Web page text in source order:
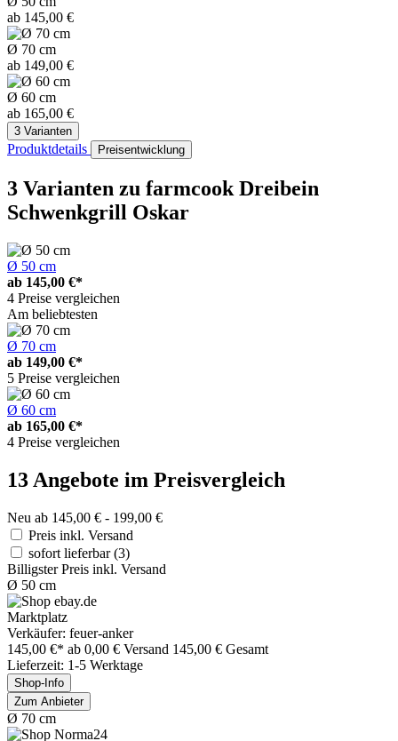
ab 145,00 €
Ø 70 cm
ab 149,00 €
Ø 60 cm
ab 165,00 €
3 Varianten
Produktdetails Preisentwicklung
3 Varianten zu farmcook Dreibein
Schwenkgrill Oskar
Ø 50 cm
ab 145,00 €*
4 Preise vergleichen
Am beliebtesten
Ø 70 cm
ab 149,00 €*
5 Preise vergleichen
Ø 60 cm
ab 165,00 €*
4 Preise vergleichen
13 Angebote im Preisvergleich
Neu ab 145,00 € - 199,00 €
Preis inkl. Versand
sofort lieferbar(3)
Billigster Preis inkl. Versand
Ø 50 cm
Marktplatz
Verkäufer: feuer-anker
145,00 €* ab 0,00 € Versand 145,00 € Gesamt
Lieferzeit: 1-5 Werktage
Shop-Info
Zum Anbieter
Ø 70 cm